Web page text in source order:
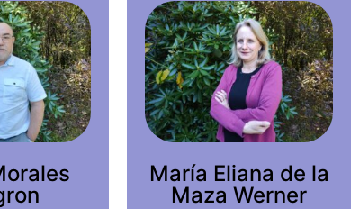
de la
Juan Pablo
Salazar